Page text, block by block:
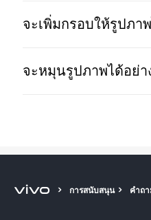
จะเพิ่มกรอบให้รูปภา
จะหมุนรูปภาพได้อย่า
การสนับสนุน คำถ